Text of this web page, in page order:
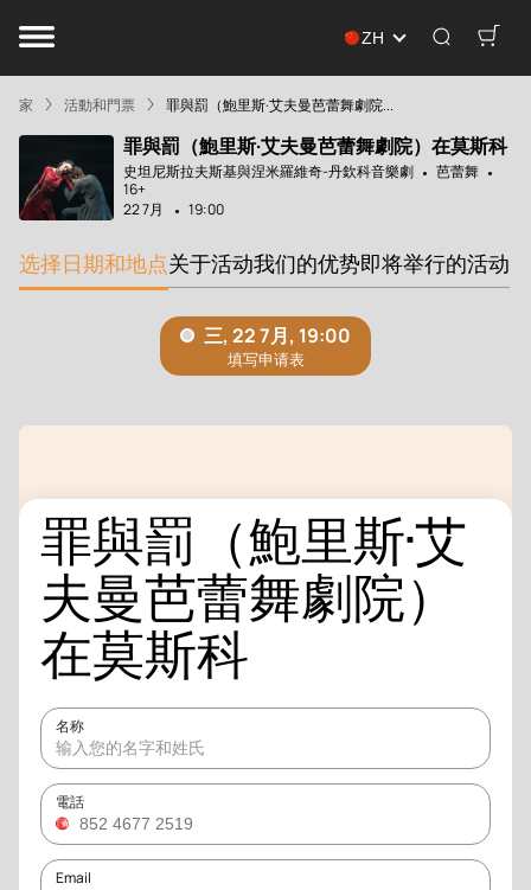
ZH
家 活動和門票 罪與罰（鮑里斯·艾夫曼芭蕾舞劇院...
罪與罰（鮑里斯·艾夫曼芭蕾舞劇院）在莫斯科
史坦尼斯拉夫斯基與涅米羅維奇-丹欽科音樂劇
芭蕾舞
16+
22 7月
19:00
选择日期和地点关于活动我们的优势即将举行的活动
罪與罰（鮑里斯·艾
夫曼芭蕾舞劇院）
在莫斯科
名称
電話
Email